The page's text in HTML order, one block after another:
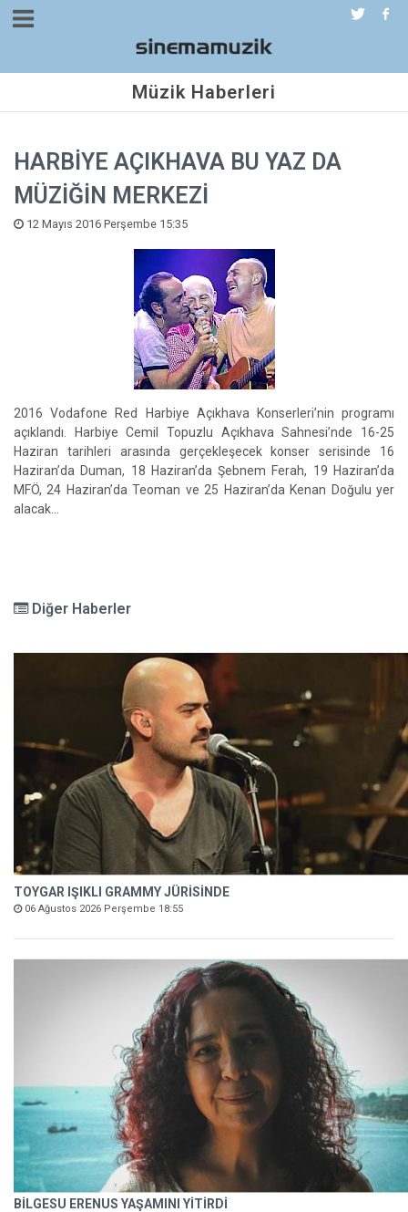
Müzik Haberleri
HARBİYE AÇIKHAVA BU YAZ DA
MÜZİĞİN MERKEZİ
12 Mayıs 2016 Perşembe 15:35
2016 Vodafone Red Harbiye Açıkhava Konserleri’nin programı
açıklandı. Harbiye Cemil Topuzlu Açıkhava Sahnesi’nde 16-25
Haziran tarihleri arasında gerçekleşecek konser serisinde 16
Haziran’da Duman, 18 Haziran’da Şebnem Ferah, 19 Haziran’da
MFÖ, 24 Haziran’da Teoman ve 25 Haziran’da Kenan Doğulu yer
alacak...
Diğer Haberler
TOYGAR IŞIKLI GRAMMY JÜRİSİNDE
06 Ağustos 2026 Perşembe 18:55
BİLGESU ERENUS YAŞAMINI YİTİRDİ